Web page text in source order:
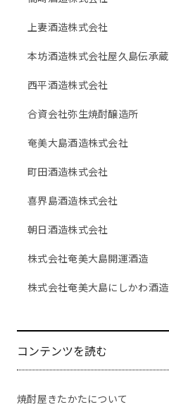
上妻酒造株式会社
本坊酒造株式会社屋久島伝承蔵
西平酒造株式会社
合資会社弥生焼酎醸造所
奄美大島酒造株式会社
町田酒造株式会社
喜界島酒造株式会社
朝日酒造株式会社
株式会社奄美大島開運酒造
株式会社奄美大島にしかわ酒造
コンテンツを読む
焼酎屋きたかたについて